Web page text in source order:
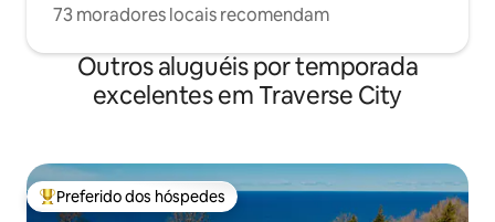
73 moradores locais recomendam
Outros aluguéis por temporada
excelentes em Traverse City
Entre os melhores preferidos dos hóspedes
Preferido dos hóspedes